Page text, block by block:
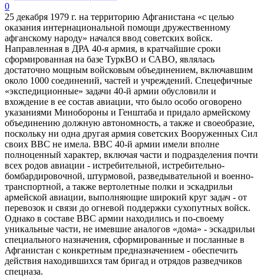
0
25 декабря 1979 г. на территорию Афганистана «с целью
оказания интернациональной помощи дружественному
афганскому народу» начался ввод советских войск.
Направленная в ДРА 40-я армия, в кратчайшие сроки
сформированная на базе ТуркВО и САВО, являлась
достаточно мощным войсковым объединением, включавшим
около 1000 соединений, частей и учреждений. Спецефичные
«экспедиционные» задачи 40-й армии обусловили и
вхождение в ее состав авиации, что было особо оговорено
указаниями Минобороны и Генштаба и придало армейскому
объединению должную автономность, а также и своеобразие,
поскольку ни одна другая армия советских Вооруженных Сил
своих ВВС не имела. ВВС 40-й армии имели вполне
полноценный характер, включая части и подразделения почти
всех родов авиации - истребительной, истребительно-
бомбардировочной, штурмовой, разведывательной и военно-
транспортной, а также вертолетные полки и эскадрильи
армейской авиации, выполняющие широкий круг задач - от
перевозок и связи до огневой поддержки сухопутных войск.
Однако в составе ВВС армии находились и по-своему
уникальные части, не имевшие аналогов «дома» - эскадрильи
специального назначения, сформированные и посланные в
Афганистан с конкретным предназначением - обеспечить
действия находившихся там бригад и отрядов разведчиков
спецназа.